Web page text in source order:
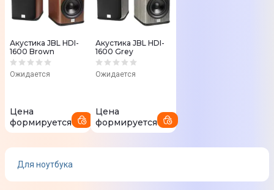
Качество аудио
Суммарная мощность
200 Вт
40 Гц
30 кГц
Соотношение сигнал/шум
Акустика JBL HDI-
1600 Brown
Ожидается
Цена
формируется
Акустика JBL HDI-
1600 Grey
Ожидается
Цена
формируется
Для ноутбука